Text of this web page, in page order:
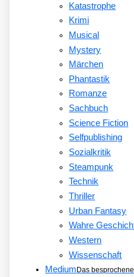
Katastrophe
Krimi
Musical
Mystery
Märchen
Phantastik
Romanze
Sachbuch
Science Fiction
Selfpublishing
Sozialkritik
Steampunk
Technik
Thriller
Urban Fantasy
Wahre
Western
Wissenschaft
Medium Das